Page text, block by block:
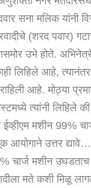
सना मलिक यांनी
(शरद पवार)
उभे होते.
लिहिले आहे, त्यानंतर
आहे. मोठ्या
त्यांनी लिहिले
मशीन 99%
आयोगाने उत्तर
चार्ज मशीन उघडताच
मते कशी मिळू